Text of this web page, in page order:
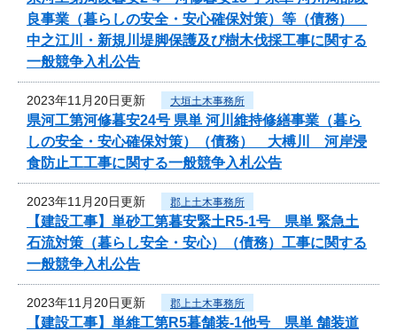
良事業（暮らしの安全・安心確保対策）等（債務）
中之江川・新規川堤脚保護及び樹木伐採工事に関する
一般競争入札公告
2023年11月20日更新 大垣土木事務所
県河工第河修暮安24号 県単 河川維持修繕事業（暮ら
しの安全・安心確保対策）（債務） 大榑川 河岸浸
食防止工工事に関する一般競争入札公告
2023年11月20日更新 郡上土木事務所
【建設工事】単砂工第暮安緊土R5-1号 県単 緊急土
石流対策（暮らし安全・安心）（債務）工事に関する
一般競争入札公告
2023年11月20日更新 郡上土木事務所
【建設工事】単維工第R5暮舗装-1他号 県単 舗装道